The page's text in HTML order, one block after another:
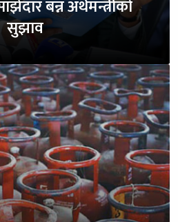
बन्न अर्थमन्त्रीको
सुझाव